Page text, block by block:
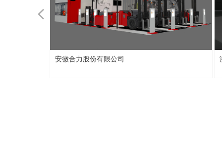
安徽合力股份有限公司
넳